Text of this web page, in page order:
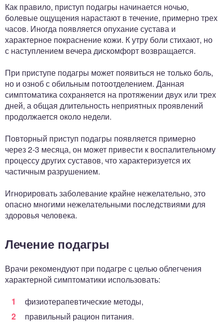
Как правило, приступ подагры начинается ночью,
болевые ощущения нарастают в течение, примерно трех
часов. Иногда появляется опухание сустава и
характерное покраснение кожи. К утру боли стихают, но
с наступлением вечера дискомфорт возвращается.
При приступе подагры может появиться не только боль,
но и озноб с обильным потоотделением. Данная
симптоматика сохраняется на протяжении двух или трех
дней, а общая длительность неприятных проявлений
продолжается около недели.
Повторный приступ подагры появляется примерно
через 2-3 месяца, он может привести к воспалительному
процессу других суставов, что характеризуется их
частичным разрушением.
Игнорировать заболевание крайне нежелательно, это
опасно многими нежелательными последствиями для
здоровья человека.
Лечение подагры
Врачи рекомендуют при подагре с целью облегчения
характерной симптоматики использовать:
физиотерапевтические методы,
правильный рацион питания.